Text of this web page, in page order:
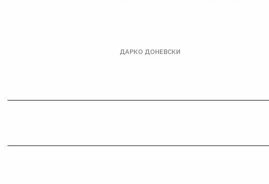
ДАРКО ДОНЕВСКИ